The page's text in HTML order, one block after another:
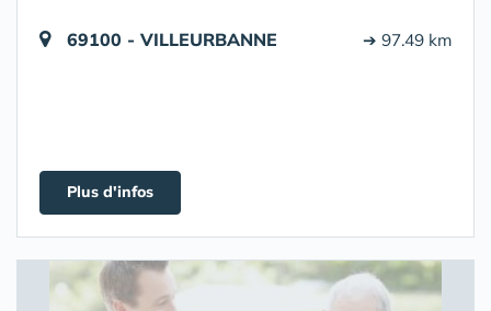
69100 - VILLEURBANNE ➔ 97.49 km
Plus d'infos